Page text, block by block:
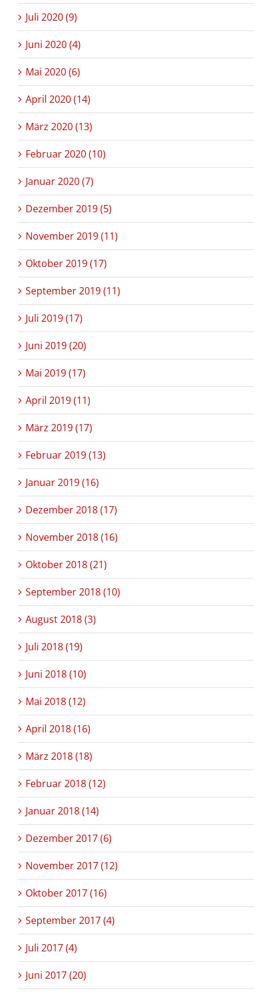
Juli 2020 (9)
Juni 2020 (4)
Mai 2020 (6)
April 2020 (14)
März 2020 (13)
Februar 2020 (10)
Januar 2020 (7)
Dezember 2019 (5)
November 2019 (11)
Oktober 2019 (17)
September 2019 (11)
Juli 2019 (17)
Juni 2019 (20)
Mai 2019 (17)
April 2019 (11)
März 2019 (17)
Februar 2019 (13)
Januar 2019 (16)
Dezember 2018 (17)
November 2018 (16)
Oktober 2018 (21)
September 2018 (10)
August 2018 (3)
Juli 2018 (19)
Juni 2018 (10)
Mai 2018 (12)
April 2018 (16)
März 2018 (18)
Februar 2018 (12)
Januar 2018 (14)
Dezember 2017 (6)
November 2017 (12)
Oktober 2017 (16)
September 2017 (4)
Juli 2017 (4)
Juni 2017 (20)